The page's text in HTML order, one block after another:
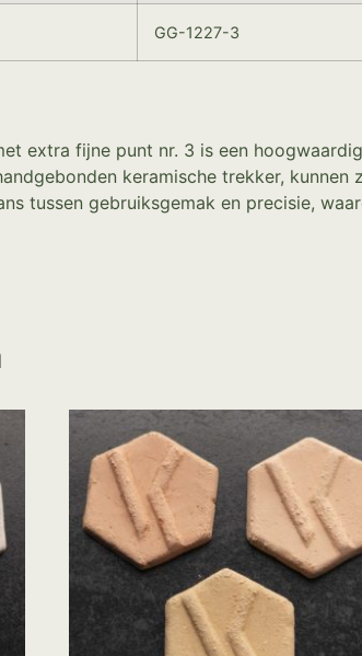
GG-1227-3
extra fijne punt nr. 3 is een
keramische trekker,
tussen gebruiksgemak en precisie,